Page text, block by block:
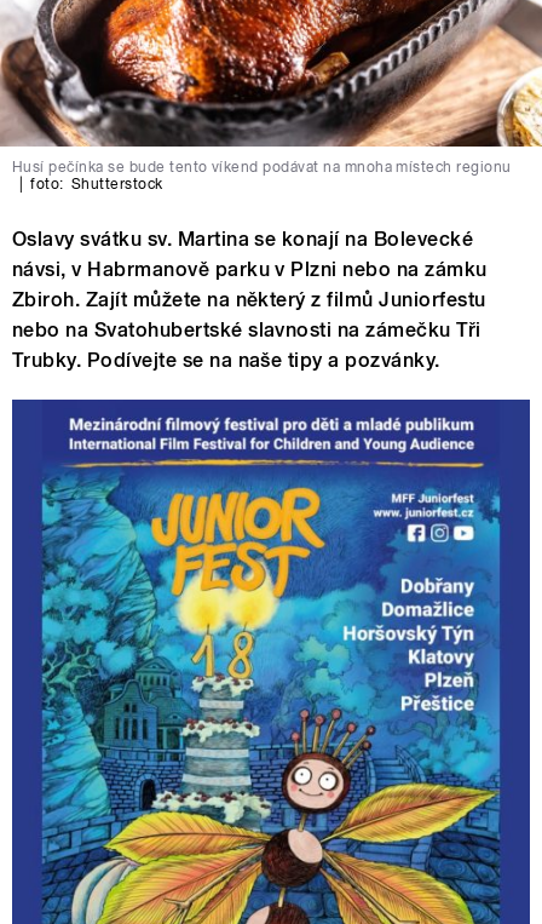
Husí pečínka se bude tento víkend podávat na mnoha místech regionu
foto: Shutterstock
Oslavy svátku sv. Martina se konají na Bolevecké
návsi, v Habrmanově parku v Plzni nebo na zámku
Zbiroh. Zajít můžete na některý z filmů Juniorfestu
nebo na Svatohubertské slavnosti na zámečku Tři
Trubky. Podívejte se na naše tipy a pozvánky.